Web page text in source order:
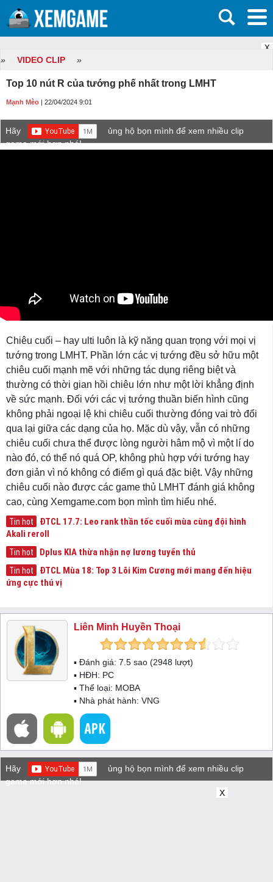
X
» VIDEO CLIP »
Top 10 nút R của tướng phế nhất trong LMHT
Mạnh Mèo | 22/04/2024 9:01
Hãy
ủng hộ bọn mình để xem nhiều clip
game mới hơn nhé!
Chiêu cuối – hay ulti luôn là kỹ năng quan trọng với mọi vị
tướng trong LMHT. Phần lớn các vị tướng đều sở hữu một
chiêu cuối mạnh mẽ với những tác dụng riêng biệt và
thường có thời gian hồi chiêu lớn như một lời khẳng định
về sức mạnh. Đối với các vị tướng thuần biến hình cũng
không phải ngoại lệ khi chiêu cuối thường đóng vai trò đổi
qua lại giữa các dạng của họ. Mặc dù vậy, vẫn có những
chiêu cuối chưa thể được lòng người hâm mộ vì một lí do
nào đó, có thể nó quá OP, không phù hợp với tướng hay
đơn giản vì nó không có điểm gì quá đặc biệt. Vậy những
chiêu cuối nào được các game thủ LMHT đánh giá không
cao, cùng Xemgame.com bọn mình tìm hiểu nhé.
Tin hot
ĐTCL 17.7: Leo rank thần tốc cuối mùa cùng đội hình
Akali reroll
Tin hot Dplus KIA thừa nhận nợ lương tuyển thủ
Tin hot
ĐTCL Mùa 18: Top 3 Lõi Kim Cương mới mang đến hiệu
ứng cực thú vị
Liên Minh Huyền Thoại
▪ Đánh giá: 7.5 sao (2948 lượt)
▪ HĐH: PC
▪ Thể loại: MOBA
▪ Nhà phát hành: VNG
Hãy
ủng hộ bọn mình để xem nhiều clip
game mới hơn nhé!
X